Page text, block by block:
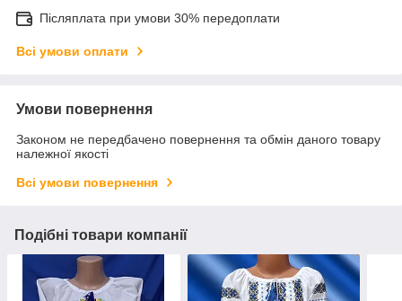
Післяплата при умови 30% передоплати
Всі умови оплати
Умови повернення
Законом не передбачено повернення та обмін даного товару
належної якості
Всі умови повернення
Подібні товари компанії